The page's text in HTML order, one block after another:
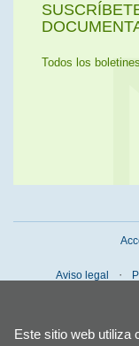
Este sitio web utiliza
Todos los
Aviso legal